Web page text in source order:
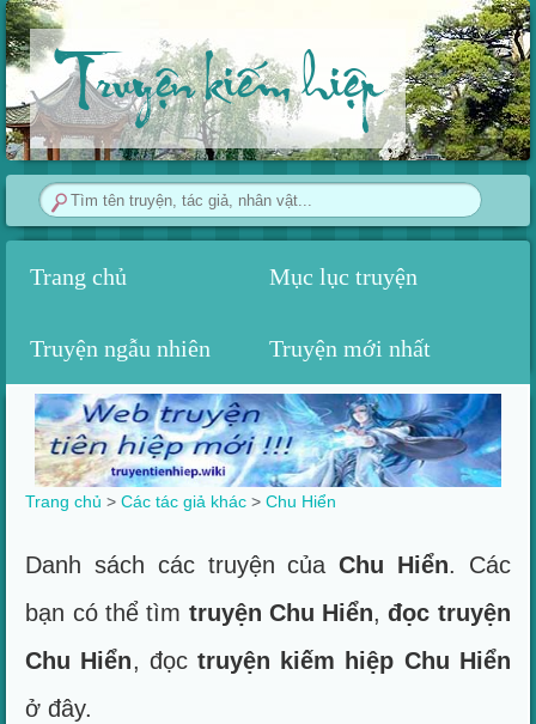
Truyện kiếm hiệp
Trang chủ Mục lục truyện
Truyện ngẫu nhiên Truyện mới nhất
Trang chủ >Các tác giả khác >Chu Hiển
Danh sách các truyện củaChu Hiển. Các
bạn có thể tìm truyện Chu Hiển,đọc truyện
Chu Hiển, đọc truyện kiếm hiệp Chu Hiển
ở đây.